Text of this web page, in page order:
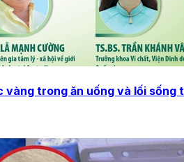
trong ăn uống và lối sống